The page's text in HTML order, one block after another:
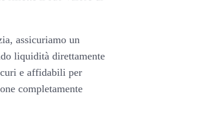
assicuriamo un
liquidità direttamente
e affidabili per
completamente